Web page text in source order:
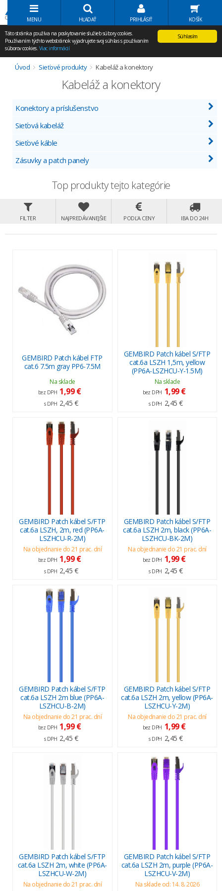
Volať Agem
MENU HĽADAŤ PRIHLÁSIŤ KOŠÍK
Súhlasím
Táto stránka používa na poskytovanie služieb súbory cookies.
Používaním týchto webstránok vyjadrujete svoj súhlas s používaním
súborov cookies. Viac informácií
Úvod Sieťové produkty Kabeláž a konektory
Kabeláž a konektory
Konektory a príslušenstvo
Sieťová kabeláž
Sieťové káble
Zásuvky a patch panely
Top produkty tejto kategórie
FILTER NAJPREDÁVANEJŠIE PODĽA CENY IBA DO 24H
GEMBIRD Patch kábel FTP
cat.6 7.5m gray PP6-7.5M
Na sklade
bez DPH 1,99 €
s DPH 2,45 €
GEMBIRD Patch kábel S/FTP
cat.6a LSZH 1,5m, yellow
(PP6A-LSZHCU-Y-1.5M)
Na sklade
bez DPH 1,99 €
s DPH 2,45 €
GEMBIRD Patch kábel S/FTP
cat.6a LSZH, 2m, red (PP6A-
LSZHCU-R-2M)
Na objednanie do 21 prac. dní
bez DPH 1,99 €
s DPH 2,45 €
GEMBIRD Patch kábel S/FTP
cat.6a LSZH 2m, black (PP6A-
LSZHCU-BK-2M)
Na objednanie do 21 prac. dní
bez DPH 1,99 €
s DPH 2,45 €
GEMBIRD Patch kábel S/FTP
cat.6a LSZH 2m blue (PP6A-
LSZHCU-B-2M)
Na objednanie do 21 prac. dní
bez DPH 1,99 €
s DPH 2,45 €
GEMBIRD Patch kábel S/FTP
cat.6a LSZH 2m, yellow (PP6A-
LSZHCU-Y-2M)
Na objednanie do 21 prac. dní
bez DPH 1,99 €
s DPH 2,45 €
GEMBIRD Patch kábel S/FTP
cat.6a LSZH 2m, white (PP6A-
LSZHCU-W-2M)
Na objednanie do 21 prac. dní
GEMBIRD Patch kábel S/FTP
cat.6a LSZH 2m, purple (PP6A-
LSZHCU-V-2M)
Na sklade od: 14. 8. 2026